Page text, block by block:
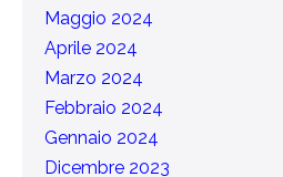
Maggio 2024
Aprile 2024
Marzo 2024
Febbraio 2024
Gennaio 2024
Dicembre 2023